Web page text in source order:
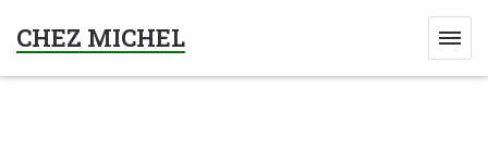
CHEZ MICHEL